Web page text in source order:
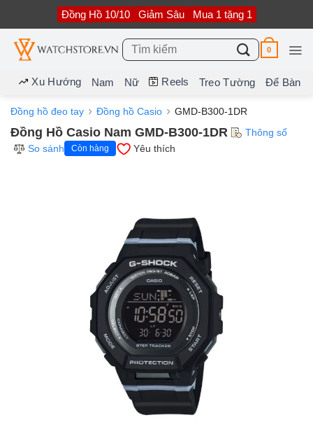
nội
dung
Đồng Hồ 10/10 Giảm Sâu Mua 1 tặng 1
Tìm
kiếm:
0
Xu Hướng Nam Nữ Reels Treo Tường Để Bàn
Đồng hồ đeo tay Đồng hồ Casio GMD-B300-1DR
Đồng Hồ Casio Nam GMD-B300-1DR
Thông số
So sánh
Còn hàng Yêu thích